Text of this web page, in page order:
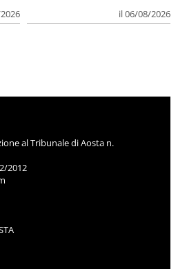
il 06/08/2026
al Tribunale di Aosta n.
2012